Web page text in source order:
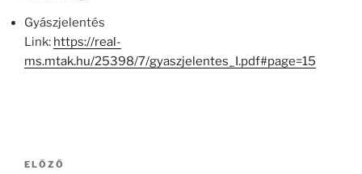
Gyászjelentés
Link: https://real-
ms.mtak.hu/25398/7/gyaszjelentes_I.pdf#page=15
Bejegyzés
Korábbi
ELŐZŐ